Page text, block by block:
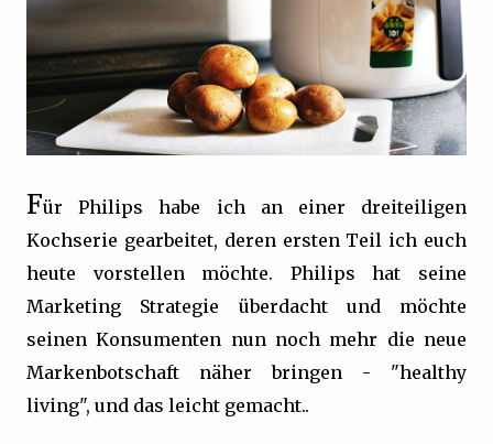
Für Philips habe ich an einer dreiteiligen
Kochserie gearbeitet, deren ersten Teil ich euch
heute vorstellen möchte. Philips hat seine
Marketing Strategie überdacht und möchte
seinen Konsumenten nun noch mehr die neue
Markenbotschaft näher bringen - "healthy
living", und das leicht gemacht..